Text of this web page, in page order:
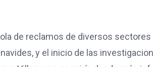
de reclamos de diversos
y el inicio de las